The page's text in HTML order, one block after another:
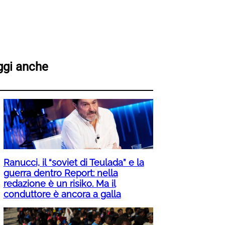
anche
Ranucci, il “soviet di Teulada” e la
guerra dentro Report: nella
redazione è un risiko. Ma il
conduttore è ancora a galla